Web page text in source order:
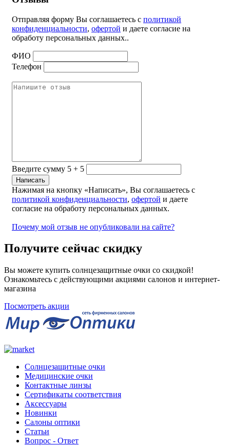
Отправляя форму Вы соглашаетесь с политикой
конфиденциальности, офертой и даете согласие на
обработу персональных данных..
ФИО
Телефон
Введите сумму 5 + 5
Нажимая на кнопку «Написать», Вы соглашаетесь с
политикой конфиденциальности, офертой и даете
согласие на обработу персональных данных.
Почему мой отзыв не опубликовали на сайте?
Получите сейчас скидку
Вы можете купить солнцезащитные очки со скидкой!
Ознакомьтесь с действующими акциями салонов и интернет-
магазина
Посмотреть акции
Солнцезащитные очки
Медицинские очки
Контактные линзы
Сертификаты соответствия
Аксессуары
Новинки
Салоны оптики
Статьи
Вопрос - Ответ